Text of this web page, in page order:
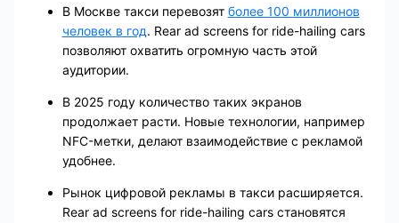
В Москве такси перевозят более 100 миллионов
человек в год. Rear ad screens for ride-hailing cars
позволяют охватить огромную часть этой
аудитории.
В 2025 году количество таких экранов
продолжает расти. Новые технологии, например
NFC-метки, делают взаимодействие с рекламой
удобнее.
Рынок цифровой рекламы в такси расширяется.
Rear ad screens for ride-hailing cars становятся